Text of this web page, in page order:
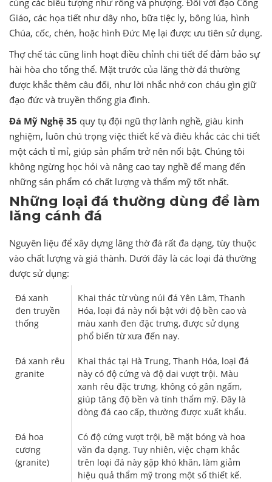
cùng các biểu tượng như rồng và phượng. Đối với đạo Công
Giáo, các họa tiết như dây nho, bữa tiệc ly, bông lúa, hình
Chúa, cốc, chén, hoặc hình Đức Mẹ lại được ưu tiên sử dụng.
Thợ chế tác cũng linh hoạt điều chỉnh chi tiết để đảm bảo sự
hài hòa cho tổng thể. Mặt trước của lăng thờ đá thường
được khắc thêm câu đối, như lời nhắc nhở con cháu gìn giữ
đạo đức và truyền thống gia đình.
Đá Mỹ Nghệ 35 quy tụ đội ngũ thợ lành nghề, giàu kinh
nghiệm, luôn chú trọng việc thiết kế và điêu khắc các chi tiết
một cách tỉ mỉ, giúp sản phẩm trở nên nổi bật. Chúng tôi
không ngừng học hỏi và nâng cao tay nghề để mang đến
những sản phẩm có chất lượng và thẩm mỹ tốt nhất.
Những loại đá thường dùng để làm
lăng cánh đá
Nguyên liệu để xây dựng lăng thờ đá rất đa dạng, tùy thuộc
vào chất lượng và giá thành. Dưới đây là các loại đá thường
được sử dụng:
Đá xanh
đen truyền
thống
Khai thác từ vùng núi đá Yên Lâm, Thanh
Hóa, loại đá này nổi bật với độ bền cao và
màu xanh đen đặc trưng, được sử dụng
phổ biến từ xưa đến nay.
Đá xanh rêu
granite
Khai thác tại Hà Trung, Thanh Hóa, loại đá
này có độ cứng và độ dai vượt trội. Màu
xanh rêu đặc trưng, không có gân ngấm,
giúp tăng độ bền và tính thẩm mỹ. Đây là
dòng đá cao cấp, thường được xuất khẩu.
Đá hoa
cương
(granite)
Có độ cứng vượt trội, bề mặt bóng và hoa
văn đa dạng. Tuy nhiên, việc chạm khắc
trên loại đá này gặp khó khăn, làm giảm
hiệu quả thẩm mỹ trong một số thiết kế.